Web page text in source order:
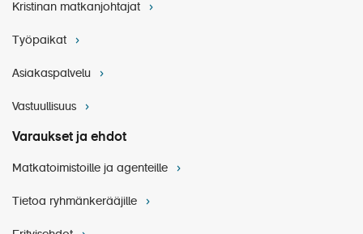
Kristinan matkanjohtajat
Työpaikat
Asiakaspalvelu
Vastuullisuus
Varaukset ja ehdot
Matkatoimistoille ja agenteille
Tietoa ryhmänkerääjille